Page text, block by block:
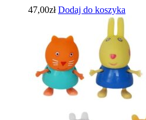
47,00zł Dodaj do koszyka